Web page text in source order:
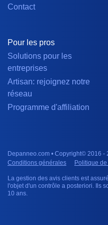
Contact
Pour les pros
Solutions pour les
entreprises
Artisan: rejoignez notre
réseau
Programme d'affiliation
Depanneo.com • Copyright© 2016 -
Conditions générales
Politique
La gestion des avis clients est
l'objet d'un contrôle a posteriori. Ils
10 ans.